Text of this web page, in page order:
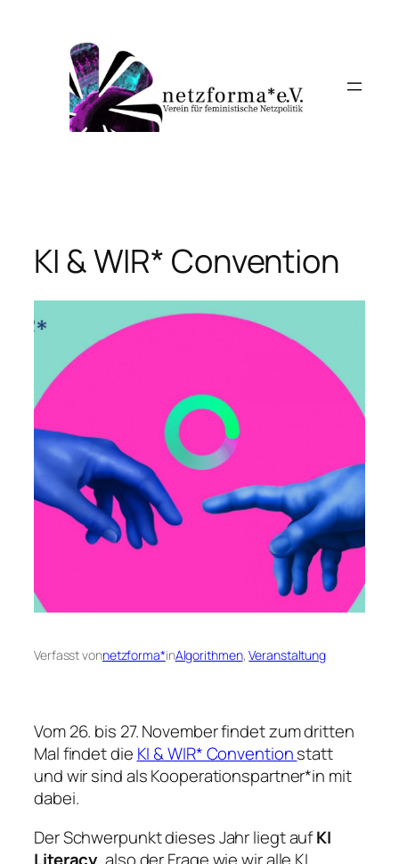
springen
KI & WIR* Convention
Verfasst vonnetzforma*inAlgorithmen, Veranstaltung
Vom 26. bis 27. November findet zum dritten
Mal findet die KI & WIR* Conventionstatt
und wir sind als Kooperationspartner*in mit
dabei.
Der Schwerpunkt dieses Jahr liegt aufKI